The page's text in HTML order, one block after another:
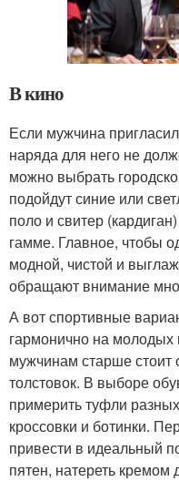
В кино
Если мужчина
наряда для него не
можно выбрать
подойдут синие или
поло и свитер
гамме. Главное, чтобы
модной, чистой и
обращают внимание
А вот спортивные
гармонично на молодых
мужчинам старше стоит
толстовок. В выборе
примерить туфли
кроссовки и ботинки.
привести в идеальный
пятен, натереть кремом